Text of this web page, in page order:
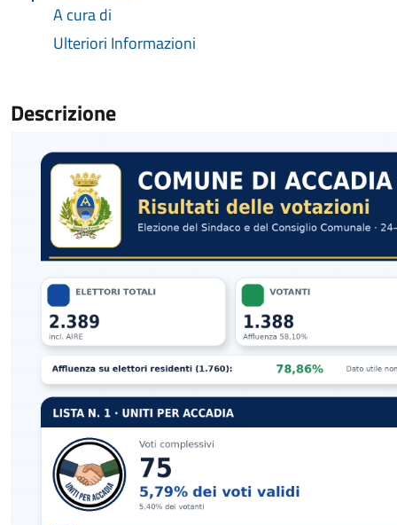
A cura di
Ulteriori Informazioni
Descrizione